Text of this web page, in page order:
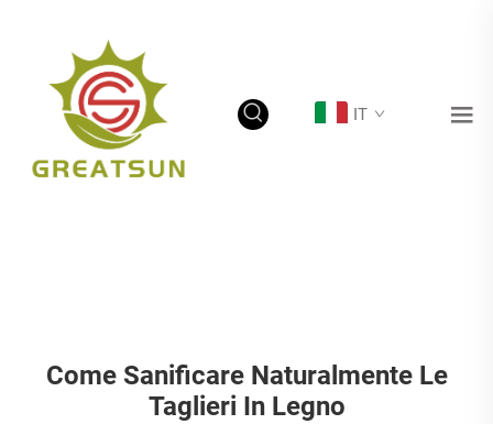
IT
Come Sanificare Naturalmente Le
Taglieri In Legno